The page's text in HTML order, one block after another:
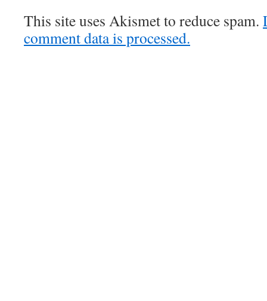
This site uses Akismet to reduce spam.
comment data is processed.